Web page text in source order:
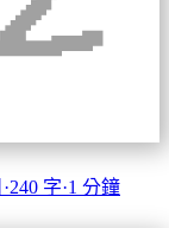
·240 字·1 分鐘